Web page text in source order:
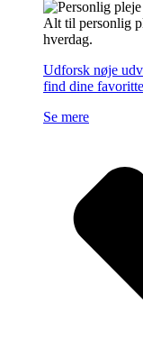
Alt til personlig
hverdag.
Udforsk nøje
find dine
Se mere